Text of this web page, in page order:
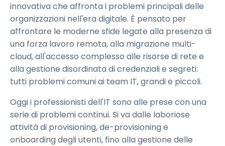
innovativa che affronta i problemi principali delle
organizzazioni nell'era digitale. È pensato per
affrontare le moderne sfide legate alla presenza di
una forza lavoro remota, alla migrazione multi-
cloud, all'accesso complesso alle risorse di rete e
alla gestione disordinata di credenziali e segreti:
tutti problemi comuni ai team IT, grandi e piccoli.
Oggi i professionisti dell'IT sono alle prese con una
serie di problemi continui. Si va dalle laboriose
attività di provisioning, de-provisioning e
onboarding degli utenti, fino alla gestione delle